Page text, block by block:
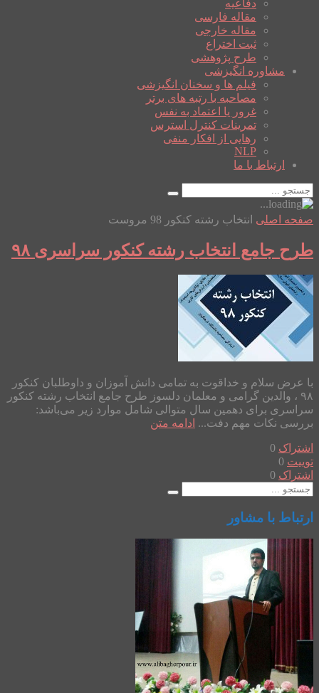
دفاعیه
مقاله فارسی
مقاله خارجی
ثبت اختراع
طرح پژوهشی
مشاوره انگیزشی
فیلم ها و سخنان انگیزشی
مصاحبه با رتبه های برتر
غرور یا اعتماد به نفس
تمرینات کنترل استرس
رهایی از افکار منفی
NLP
ارتباط با ما
صفحه اصلی انتخاب رشته کنکور 98 مروست
طرح جامع انتخاب رشته کنکور سراسری ۹۸
با عرض سلام و خداقوت به تمامی دانش آموزان و داوطلبان کنکور
۹۸ ، والدین گرامی و معلمان دلسوز طرح جامع انتخاب رشته کنکور
سراسری برای دهمین سال متوالی شامل موارد زیر می‌باشد:
بررسی نکات مهم دفت... ادامه متن
اشتراک 0
توییت 0
اشتراک 0
ارتباط با مشاور